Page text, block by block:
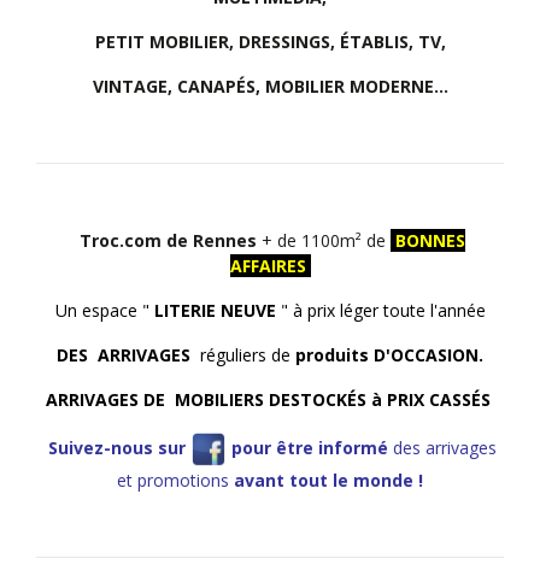
PETIT MOBILIER, DRESSINGS, ÉTABLIS, TV,
VINTAGE, CANAPÉS, MOBILIER MODERNE...
Troc.com de Rennes + de 1100m² de BONNES
AFFAIRES
Un espace " LITERIE NEUVE " à prix léger toute l'année
DES ARRIVAGES réguliers de produits D'OCCASION.
ARRIVAGES DE MOBILIERS DESTOCKÉS à PRIX CASSÉS
Suivez-nous sur pour être informé des arrivages
et promotions avant tout le monde !